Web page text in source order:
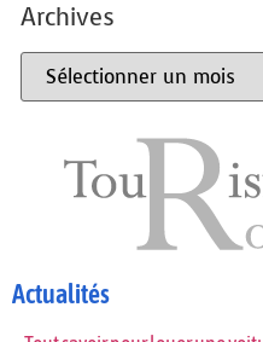
Archives
Actualités